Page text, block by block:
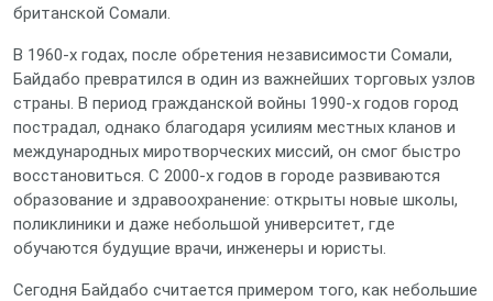
британской Сомали.
В 1960‑х годах, после обретения независимости Сомали,
Байдабо превратился в один из важнейших торговых узлов
страны. В период гражданской войны 1990‑х годов город
пострадал, однако благодаря усилиям местных кланов и
международных миротворческих миссий, он смог быстро
восстановиться. С 2000‑х годов в городе развиваются
образование и здравоохранение: открыты новые школы,
поликлиники и даже небольшой университет, где
обучаются будущие врачи, инженеры и юристы.
Сегодня Байдабо считается примером того, как небольшие